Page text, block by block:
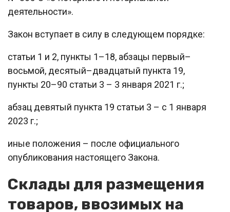
деятельности».
Закон вступает в силу в следующем порядке:
статьи 1 и 2, пункты 1–18, абзацы первый–
восьмой, десятый–двадцатый пункта 19,
пункты 20–90 статьи 3 – 3 января 2021 г.;
абзац девятый пункта 19 статьи 3 – с 1 января
2023 г.;
иные положения – после официального
опубликования настоящего Закона.
Склады для размещения
товаров, ввозимых на